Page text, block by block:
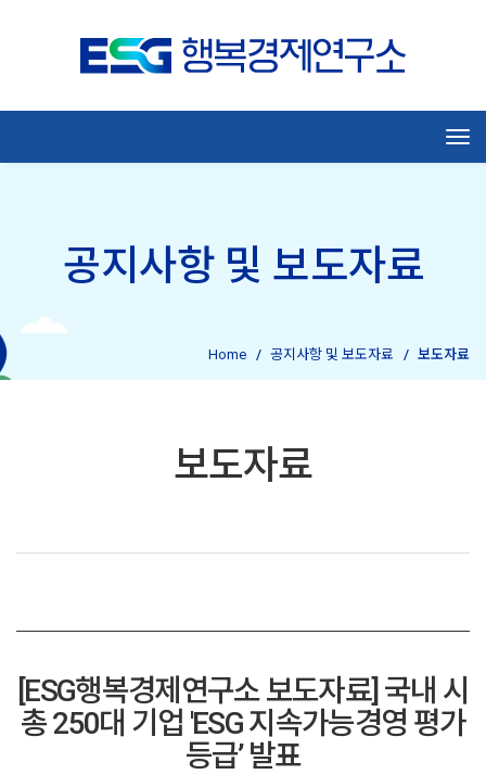
공지사항 및 보도자료
보도자료
Home 공지사항 및 보도자료 보도자료
[ESG행복경제연구소 보도자료] 국내 시
총 250대 기업 'ESG 지속가능경영 평가
등급’ 발표